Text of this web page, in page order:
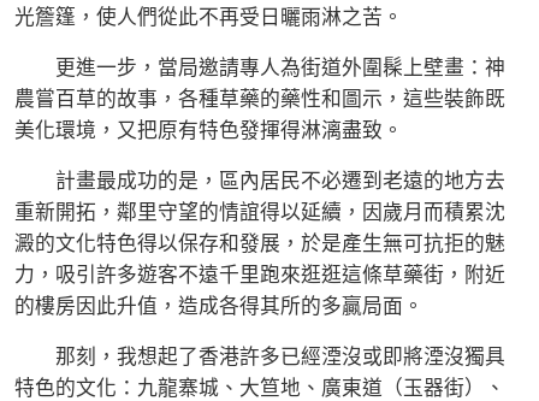
光簷篷，使人們從此不再受日曬雨淋之苦。
更進一步，當局邀請專人為街道外圍髹上壁畫：神
農嘗百草的故事，各種草藥的藥性和圖示，這些裝飾既
美化環境，又把原有特色發揮得淋漓盡致。
計畫最成功的是，區內居民不必遷到老遠的地方去
重新開拓，鄰里守望的情誼得以延續，因歲月而積累沈
澱的文化特色得以保存和發展，於是產生無可抗拒的魅
力，吸引許多遊客不遠千里跑來逛逛這條草藥街，附近
的樓房因此升值，造成各得其所的多贏局面。
那刻，我想起了香港許多已經湮沒或即將湮沒獨具
特色的文化：九龍寨城、大笪地、廣東道（玉器街）、